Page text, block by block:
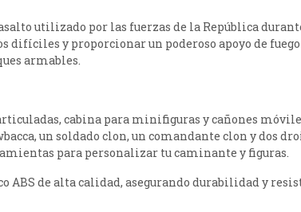
utilizado por las fuerzas de la República
difíciles y proporcionar un poderoso apoyo de
armables.
cabina para minifiguras y cañones
un soldado clon, un comandante clon y dos
para personalizar tu caminante y figuras.
ABS de alta calidad, asegurando durabilidad y